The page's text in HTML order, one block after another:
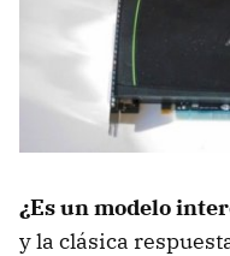
¿Es un modelo
y la clásica